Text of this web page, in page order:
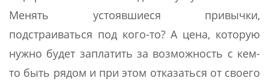
Менять устоявшиеся привычки,
подстраиваться под кого-то? А цена, которую
нужно будет заплатить за возможность с кем-
то быть рядом и при этом отказаться от своего